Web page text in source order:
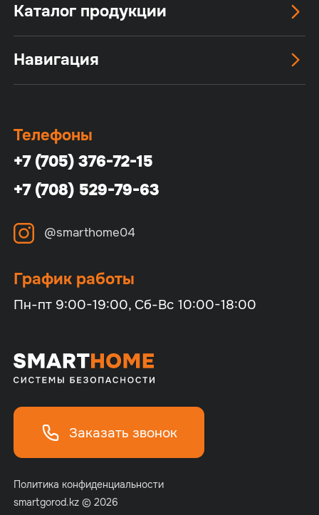
Заказать звонок
Политика конфиденциальности
smartgorod.kz © 2026
Каталог продукции
Навигация
Телефоны
+7 (705) 376-72-15
+7 (708) 529-79-63
@smarthome04
График работы
Пн-пт 9:00-19:00, Сб-Вс 10:00-18:00